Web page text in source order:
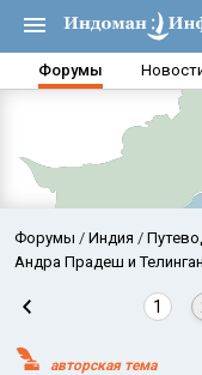
Форумы
Форумы Индия
Андра Прадеш и
1
авторская тема